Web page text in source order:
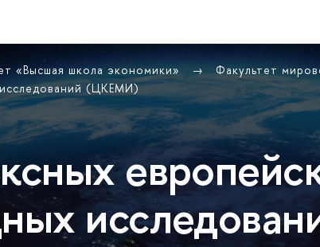
«Высшая школа экономики» Факультет
(ЦКЕМИ)